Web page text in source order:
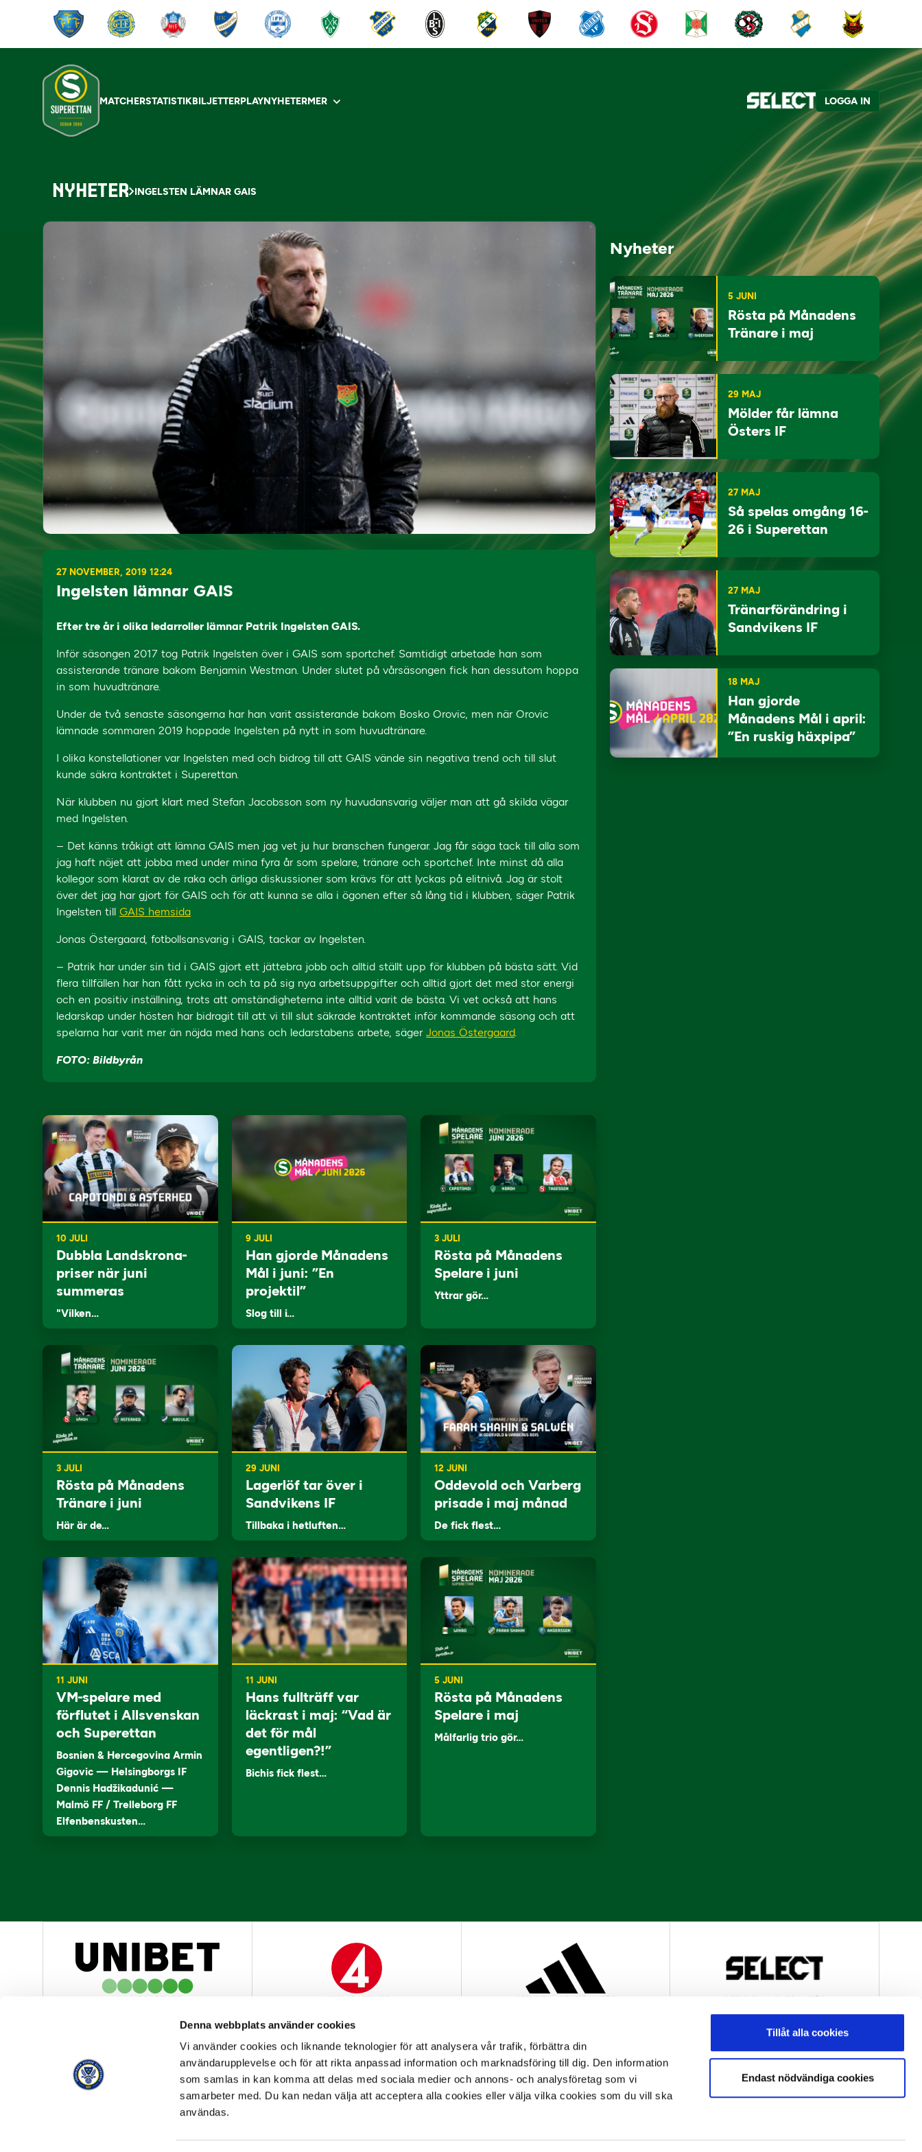
Denna webbplats använder cookies
Vi använder cookies och liknande teknologier för att analysera vår trafik, förbättra din
användarupplevelse och för att rikta anpassad information och marknadsföring till dig. Den information
som samlas in kan komma att delas med sociala medier och annons- och analysföretag som vi
samarbeter med. Du kan nedan välja att acceptera alla cookies eller välja vilka cookies som du vill ska
användas.
Tillåt alla cookies
Endast nödvändiga cookies
MATCHERSTATISTIKBILJETTERPLAYNYHETERMER LOGGA IN
NYHETER INGELSTEN LÄMNAR GAIS
27 NOVEMBER, 2019 12:24
Ingelsten lämnar GAIS
Efter tre år i olika ledarroller lämnar Patrik Ingelsten GAIS.
Inför säsongen 2017 tog Patrik Ingelsten över i GAIS som sportchef. Samtidigt arbetade han som
assisterande tränare bakom Benjamin Westman. Under slutet på vårsäsongen fick han dessutom hoppa
in som huvudtränare.
Under de två senaste säsongerna har han varit assisterande bakom Bosko Orovic, men när Orovic
lämnade sommaren 2019 hoppade Ingelsten på nytt in som huvudtränare.
I olika konstellationer var Ingelsten med och bidrog till att GAIS vände sin negativa trend och till slut
kunde säkra kontraktet i Superettan.
När klubben nu gjort klart med Stefan Jacobsson som ny huvudansvarig väljer man att gå skilda vägar
med Ingelsten.
– Det känns tråkigt att lämna GAIS men jag vet ju hur branschen fungerar. Jag får säga tack till alla som
jag haft nöjet att jobba med under mina fyra år som spelare, tränare och sportchef. Inte minst då alla
kollegor som klarat av de raka och ärliga diskussioner som krävs för att lyckas på elitnivå. Jag är stolt
över det jag har gjort för GAIS och för att kunna se alla i ögonen efter så lång tid i klubben, säger Patrik
Ingelsten till GAIS hemsida
Jonas Östergaard, fotbollsansvarig i GAIS, tackar av Ingelsten.
– Patrik har under sin tid i GAIS gjort ett jättebra jobb och alltid ställt upp för klubben på bästa sätt. Vid
flera tillfällen har han fått rycka in och ta på sig nya arbetsuppgifter och alltid gjort det med stor energi
och en positiv inställning, trots att omständigheterna inte alltid varit de bästa. Vi vet också att hans
ledarskap under hösten har bidragit till att vi till slut säkrade kontraktet inför kommande säsong och att
spelarna har varit mer än nöjda med hans och ledarstabens arbete, säger Jonas Östergaard.
FOTO: Bildbyrån
10 JULI
Dubbla Landskrona-
priser när juni
summeras
"Vilken…
9 JULI
Han gjorde Månadens
Mål i juni: ”En
projektil”
Slog till i…
3 JULI
Rösta på Månadens
Spelare i juni
Yttrar gör…
3 JULI
Rösta på Månadens
Tränare i juni
Här är de…
29 JUNI
Lagerlöf tar över i
Sandvikens IF
Tillbaka i hetluften…
12 JUNI
Oddevold och Varberg
prisade i maj månad
De fick flest…
11 JUNI
VM-spelare med
förflutet i Allsvenskan
och Superettan
Bosnien & Hercegovina Armin
Gigovic — Helsingborgs IF
Dennis Hadžikadunić —
Malmö FF / Trelleborg FF
Elfenbenskusten…
11 JUNI
Hans fullträff var
läckrast i maj: “Vad är
det för mål
egentligen?!”
Bichis fick flest…
5 JUNI
Rösta på Månadens
Spelare i maj
Målfarlig trio gör…
Nyheter
5 JUNI
Rösta på Månadens
Tränare i maj
29 MAJ
Mölder får lämna
Östers IF
27 MAJ
Så spelas omgång 16-
26 i Superettan
27 MAJ
Tränarförändring i
Sandvikens IF
18 MAJ
Han gjorde
Månadens Mål i april:
”En ruskig häxpipa”